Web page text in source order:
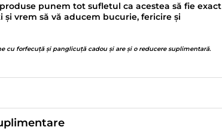
punem tot sufletul ca acestea să fie exact
și vrem să vă aducem bucurie, fericire și
cu forfecuță și panglicuță cadou și are și o reducere suplimentară.